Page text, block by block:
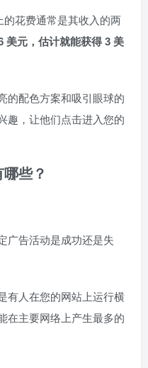
的花费通常是其收入的两
美元，估计就能获得 3 美
的配色方案和吸引眼球的
趣，让他们点击进入您的
些？
广告活动是成功还是失
有人在您的网站上运行横
在主要网络上产生最多的